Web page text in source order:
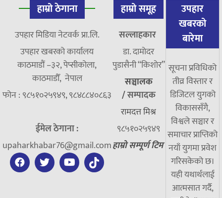
हाम्रो ठेगाना
उपहार मिडिया नेटवर्क प्रा.लि.
उपहार खबरको कार्यालय
काठमाडौं –३२, पेप्सीकोला,
काठमाडौँ, नेपाल
फोन : ९८५१०२५९४९, ९८४८८४०८६३
ईमेल ठेगाना :
upaharkhabar76@gmail.com
हाम्रो समूह
सल्लाहकार
डा. दामाेदर
पुडासैनी “किशाेर”
सञ्चालक
/सम्पादक
रामदत्त मिश्र
९८५१०२५९४९
हाम्रो सम्पूर्ण टिम
उपहार
खबरको
बारेमा
सूचना प्रविधिको
तीव्र विस्तार र
डिजिटल युगको
विकाससँगै,
विश्वले सञ्चार र
समाचार प्राप्तिको
नयाँ युगमा प्रवेश
गरिसकेको छ।
यही यथार्थलाई
आत्मसात गर्दै,